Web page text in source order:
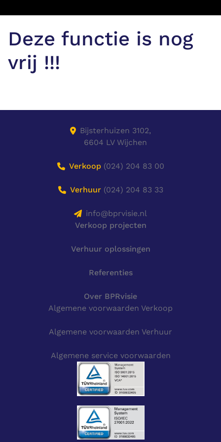
Deze functie is nog
vrij !!!
Bijsterhuizen 3102,
6604 LV Wijchen
Verkoop (024) 204 83 00
Verhuur (024) 204 83 33
info@bprvisie.nl
Verkoop projecten
Verhuur oplossingen
Referenties
Over BPRvisie
Algemene voorwaarden Verkoop
Algemene voorwaarden Verhuur
Algemene service voorwaarden